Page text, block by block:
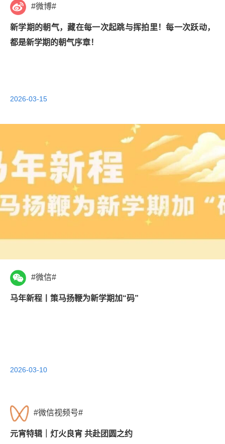
#微博#
新学期的朝气，藏在每一次起跳与挥拍里！每一次跃动，
都是新学期的朝气序章！
2026-03-15
#微信#
马年新程丨策马扬鞭为新学期加“码”
2026-03-10
#微信视频号#
元宵特辑｜灯火良宵 共赴团圆之约